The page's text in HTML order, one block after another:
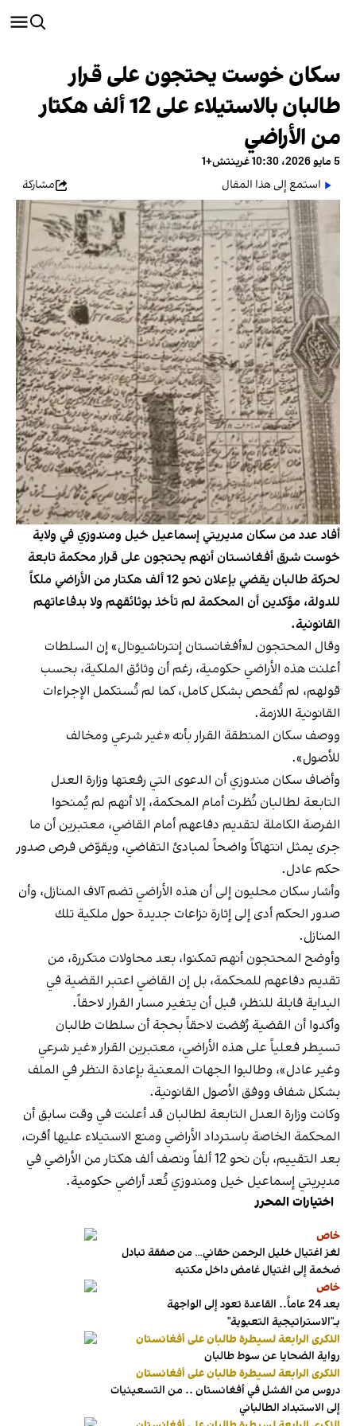
سكان خوست يحتجون على قرار
طالبان بالاستيلاء على 12 ألف هكتار
من الأراضي
5 مايو 2026، 10:30 غرينتش+1
استمع إلى هذا المقال
مشاركة
أفاد عدد من سكان مديريتي إسماعيل خيل ومندوزي في ولاية
خوست شرق أفغانستان أنهم يحتجون على قرار محكمة تابعة
لحركة طالبان يقضي بإعلان نحو 12 ألف هكتار من الأراضي ملكاً
للدولة، مؤكدين أن المحكمة لم تأخذ بوثائقهم ولا بدفاعاتهم
القانونية.
وقال المحتجون لـ«أفغانستان إنترناشیونال» إن السلطات
أعلنت هذه الأراضي حكومية، رغم أن وثائق الملكية، بحسب
قولهم، لم تُفحص بشكل كامل، كما لم تُستكمل الإجراءات
القانونية اللازمة.
ووصف سكان المنطقة القرار بأنه «غير شرعي ومخالف
للأصول».
وأضاف سكان مندوزي أن الدعوى التي رفعتها وزارة العدل
التابعة لطالبان نُظرت أمام المحكمة، إلا أنهم لم يُمنحوا
الفرصة الكاملة لتقديم دفاعهم أمام القاضي، معتبرين أن ما
جرى يمثل انتهاكاً واضحاً لمبادئ التقاضي، ويقوّض فرص صدور
حكم عادل.
وأشار سكان محليون إلى أن هذه الأراضي تضم آلاف المنازل، وأن
صدور الحكم أدى إلى إثارة نزاعات جديدة حول ملكية تلك
المنازل.
وأوضح المحتجون أنهم تمكنوا، بعد محاولات متكررة، من
تقديم دفاعهم للمحكمة، بل إن القاضي اعتبر القضية في
البداية قابلة للنظر، قبل أن يتغير مسار القرار لاحقاً.
وأكدوا أن القضية رُفضت لاحقاً بحجة أن سلطات طالبان
تسيطر فعلياً على هذه الأراضي، معتبرين القرار «غير شرعي
وغير عادل»، وطالبوا الجهات المعنية بإعادة النظر في الملف
بشكل شفاف ووفق الأصول القانونية.
وكانت وزارة العدل التابعة لطالبان قد أعلنت في وقت سابق أن
المحكمة الخاصة باسترداد الأراضي ومنع الاستيلاء عليها أقرت،
بعد التقييم، بأن نحو 12 ألفاً ونصف ألف هكتار من الأراضي في
مديريتي إسماعيل خيل ومندوزي تُعد أراضي حكومية.
اختيارات المحرر
خاص
لغز اغتيال خليل الرحمن حقاني… من صفقة تبادل
ضخمة إلى اغتيال غامض داخل مكتبه
خاص
بعد 24 عاماً.. القاعدة تعود إلى الواجهة
بـ"الاستراتيجية التعبوية"
الذكرى الرابعة لسيطرة طالبان على أفغانستان
رواية الضحايا عن سوط طالبان
الذكرى الرابعة لسيطرة طالبان على أفغانستان
دروس من الفشل في أفغانستان .. من التسعينيات
إلى الاستبداد الطالباني